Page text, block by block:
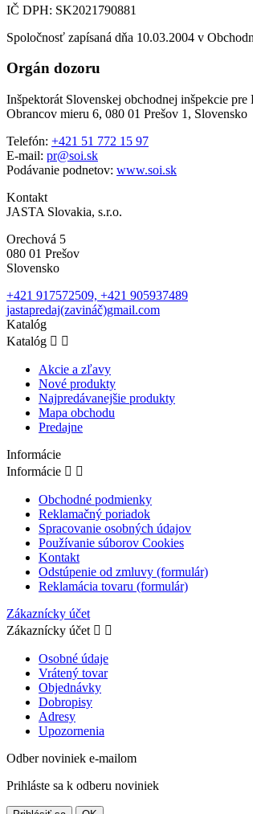
IČ DPH: SK2021790881
Spoločnosť zapísaná dňa 10.03.2004 v
Orgán dozoru
Inšpektorát Slovenskej obchodnej inšpekcie pre
Obrancov mieru 6, 080 01 Prešov 1, Slovensko
Telefón: +421 51 772 15 97
E-mail: pr@soi.sk
Podávanie podnetov: www.soi.sk
Kontakt
JASTA Slovakia, s.r.o.
Orechová 5
080 01 Prešov
Slovensko
+421 917572509, +421 905937489
jastapredaj(zavináč)gmail.com
Katalóg
Katalóg  
Akcie a zľavy
Nové produkty
Najpredávanejšie produkty
Mapa obchodu
Predajne
Informácie
Informácie  
Obchodné podmienky
Reklamačný poriadok
Spracovanie osobných údajov
Používanie súborov Cookies
Kontakt
Odstúpenie od zmluvy (formulár)
Reklamácia tovaru (formulár)
Zákaznícky účet
Zákaznícky účet  
Osobné údaje
Vrátený tovar
Objednávky
Dobropisy
Adresy
Upozornenia
Odber noviniek e-mailom
Prihláste sa k odberu noviniek